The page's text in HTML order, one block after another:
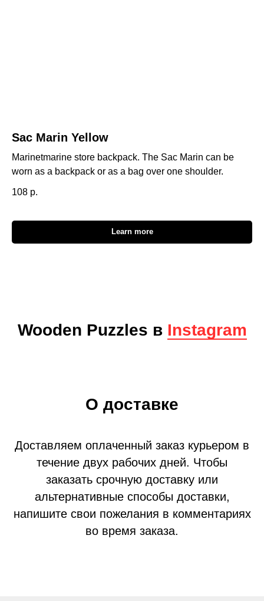
Sac Marin Yellow
Marinetmarine store backpack. The Sac Marin can be
worn as a backpack or as a bag over one shoulder.
108 р.
Learn more
Wooden Puzzles в Instagram
О доставке
Доставляем оплаченный заказ курьером в
течение двух рабочих дней. Чтобы
заказать срочную доставку или
альтернативные способы доставки,
напишите свои пожелания в комментариях
во время заказа.